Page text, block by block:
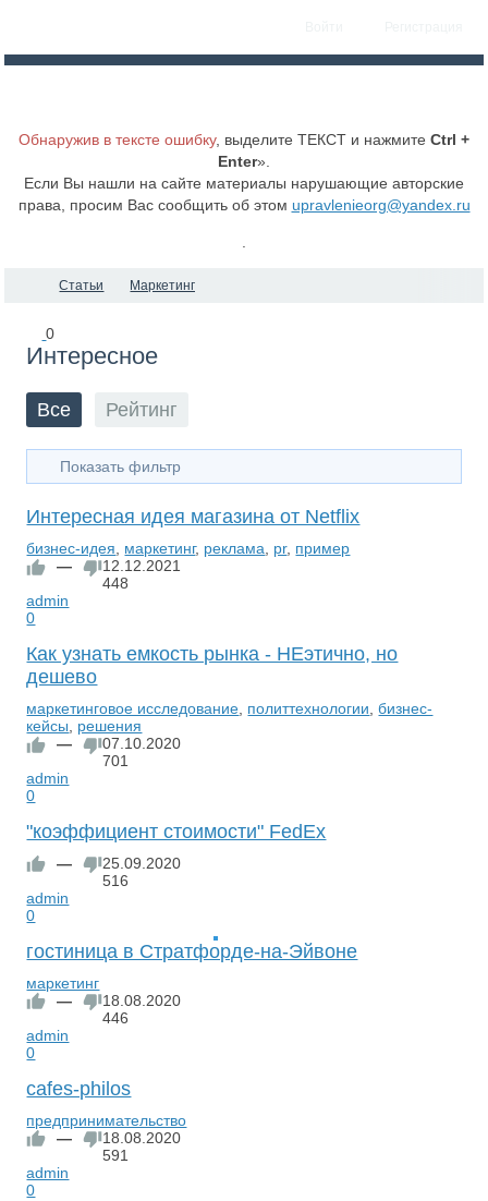
Обнаружив в тексте ошибку, выделите ТЕКСТ и нажмите Ctrl +
Enter».
Если Вы нашли на сайте материалы нарушающие авторские
права, просим Вас сообщить об этом upravlenieorg@yandex.ru
Статьи Маркетинг
0
Интересное
Все Рейтинг
Показать фильтр
Интересная идея магазина от Netflix
бизнес-идея, маркетинг, реклама, pr, пример
—
12.12.2021
448
admin
0
Как узнать емкость рынка - НЕэтично, но
дешево
маркетинговое исследование, политтехнологии,бизнес-
кейсы, решения
—
07.10.2020
701
admin
0
"коэффициент стоимости" FedEx
—
25.09.2020
516
admin
0
гостиница в Стратфорде-на-Эйвоне
маркетинг
—
18.08.2020
446
admin
0
cafes-philos
предпринимательство
—
18.08.2020
591
admin
0